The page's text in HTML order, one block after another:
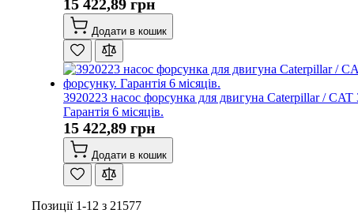
15 422,89 грн
Додати в кошик
3920223 насос форсунка для двигуна Caterpillar /
Гарантія 6 місяців.
15 422,89 грн
Додати в кошик
Позиції 1-12 з 21577